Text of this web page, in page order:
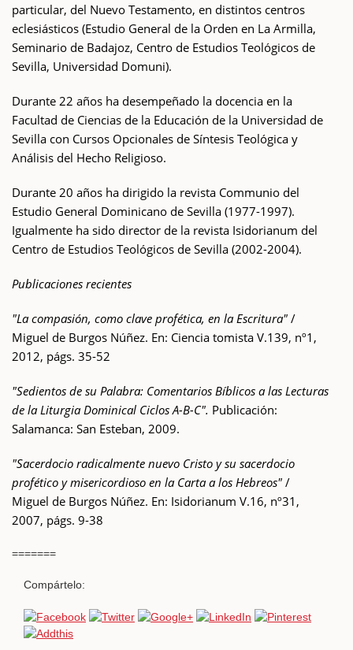
particular, del Nuevo Testamento, en distintos centros
eclesiásticos (Estudio General de la Orden en La Armilla,
Seminario de Badajoz, Centro de Estudios Teológicos de
Sevilla, Universidad Domuni).
Durante 22 años ha desempeñado la docencia en la
Facultad de Ciencias de la Educación de la Universidad de
Sevilla con Cursos Opcionales de Síntesis Teológica y
Análisis del Hecho Religioso.
Durante 20 años ha dirigido la revista Communio del
Estudio General Dominicano de Sevilla (1977-1997).
Igualmente ha sido director de la revista Isidorianum del
Centro de Estudios Teológicos de Sevilla (2002-2004).
Publicaciones recientes
"La compasión, como clave profética, en la Escritura" /
Miguel de Burgos Núñez. En: Ciencia tomista V.139, nº1,
2012, págs. 35-52
"Sedientos de su Palabra: Comentarios Bíblicos a las Lecturas
de la Liturgia Dominical Ciclos A-B-C". Publicación:
Salamanca: San Esteban, 2009.
"Sacerdocio radicalmente nuevo Cristo y su sacerdocio
profético y misericordioso en la Carta a los Hebreos" /
Miguel de Burgos Núñez. En: Isidorianum V.16, nº31,
2007, págs. 9-38
=======
Compártelo: